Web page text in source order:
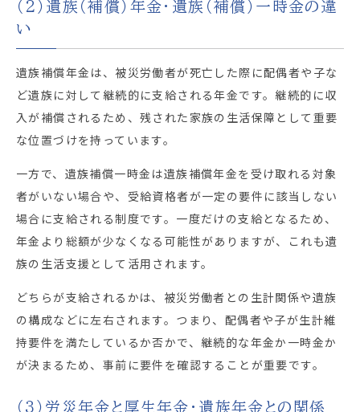
（2）遺族（補償）年金・遺族（補償）一時金の違
い
遺族補償年金は、被災労働者が死亡した際に配偶者や子な
ど遺族に対して継続的に支給される年金です。継続的に収
入が補償されるため、残された家族の生活保障として重要
な位置づけを持っています。
一方で、遺族補償一時金は遺族補償年金を受け取れる対象
者がいない場合や、受給資格者が一定の要件に該当しない
場合に支給される制度です。一度だけの支給となるため、
年金より総額が少なくなる可能性がありますが、これも遺
族の生活支援として活用されます。
どちらが支給されるかは、被災労働者との生計関係や遺族
の構成などに左右されます。つまり、配偶者や子が生計維
持要件を満たしているか否かで、継続的な年金か一時金か
が決まるため、事前に要件を確認することが重要です。
（3）労災年金と厚生年金・遺族年金との関係